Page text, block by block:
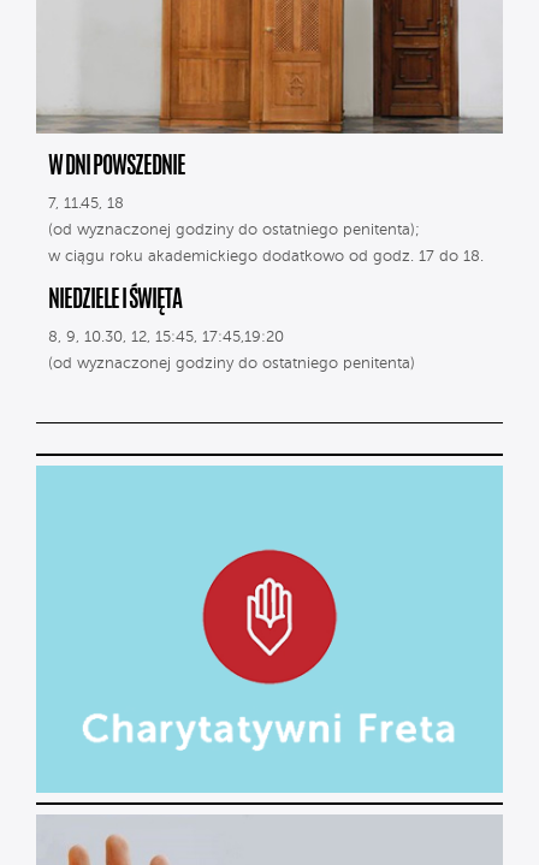
W DNI POWSZEDNIE
7, 11.45, 18
(od wyznaczonej godziny do ostatniego penitenta);
w ciągu roku akademickiego dodatkowo od godz. 17 do 18.
NIEDZIELE I ŚWIĘTA
8, 9, 10.30, 12, 15:45, 17:45,19:20
(od wyznaczonej godziny do ostatniego penitenta)